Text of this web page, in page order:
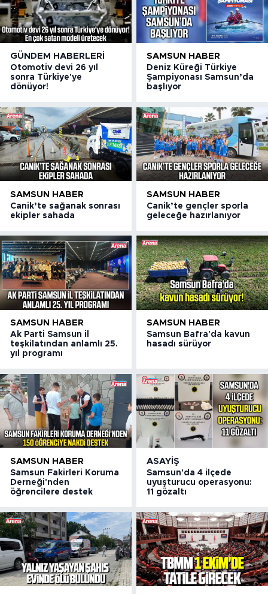
GÜNDEM HABERLERI
Otomotiv devi 26 yıl
sonra Türkiye'ye
dönüyor!
SAMSUN HABER
Deniz Küreği Türkiye
Şampiyonası Samsun’da
başlıyor
SAMSUN HABER
Canik’te sağanak sonrası
ekipler sahada
SAMSUN HABER
Canik’te gençler sporla
geleceğe hazırlanıyor
SAMSUN HABER
Ak Parti Samsun il
teşkilatından anlamlı 25.
yıl programı
SAMSUN HABER
Samsun Bafra'da kavun
hasadı sürüyor
SAMSUN HABER
Samsun Fakirleri Koruma
Derneği'nden
öğrencilere destek
ASAYIŞ
Samsun'da 4 ilçede
uyuşturucu operasyonu:
11 gözaltı